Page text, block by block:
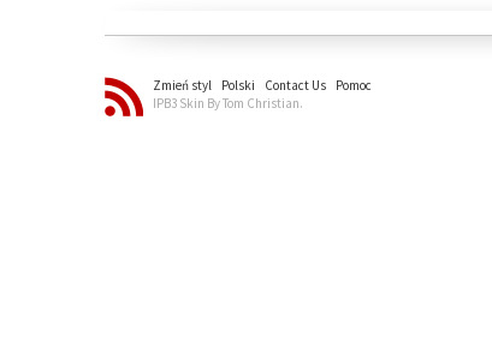
Zmień styl Polski Contact Us
Pomoc
IPB3 Skin By Tom Christian.